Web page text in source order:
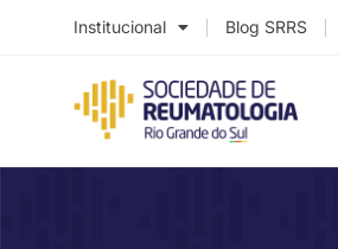
Institucional Blog SRRS